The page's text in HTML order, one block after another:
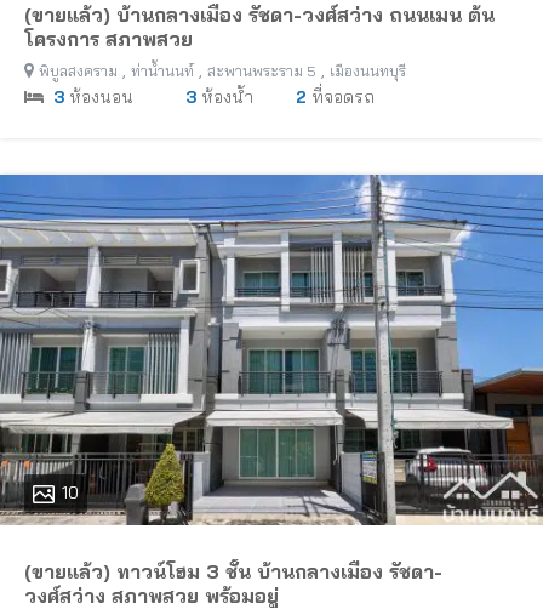
(ขายแล้ว) บ้านกลางเมือง รัชดา-วงศ์สว่าง ถนนเมน ต้น
โครงการ สภาพสวย
พิบูลสงคราม , ท่าน้ำนนท์ , สะพานพระราม 5 , เมืองนนทบุรี
3 ห้องนอน 3 ห้องน้ำ 2 ที่จอดรถ
10
(ขายแล้ว) ทาวน์โฮม 3 ชั้น บ้านกลางเมือง รัชดา-
วงศ์สว่าง สภาพสวย พร้อมอยู่